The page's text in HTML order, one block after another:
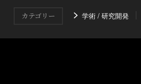
カテゴリー 学術 / 研究開発